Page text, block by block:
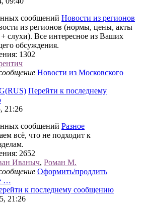
Новости из регионов
из регионов (нормы, цены, акты
слухи). Все интересное из Ваших
обсуждения.
: 1302
Новости из Московского
Перейти к последнему
21:26
Разное
всё, что не подходит к
: 2652
Иваныч, Роман М.
Оформить/продлить
…
к последнему сообщению
21:26